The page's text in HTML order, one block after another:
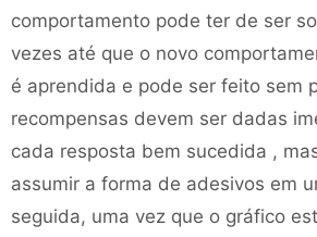
comportamento pode ter de ser
vezes até que o novo
é aprendida e pode ser feito sem
recompensas devem ser dadas
cada resposta bem sucedida ,
assumir a forma de adesivos em
seguida, uma vez que o gráfico